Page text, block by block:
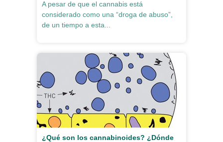
A pesar de que el cannabis está
considerado como una “droga de abuso”,
de un tiempo a esta...
¿Qué son los cannabinoides? ¿Dónde